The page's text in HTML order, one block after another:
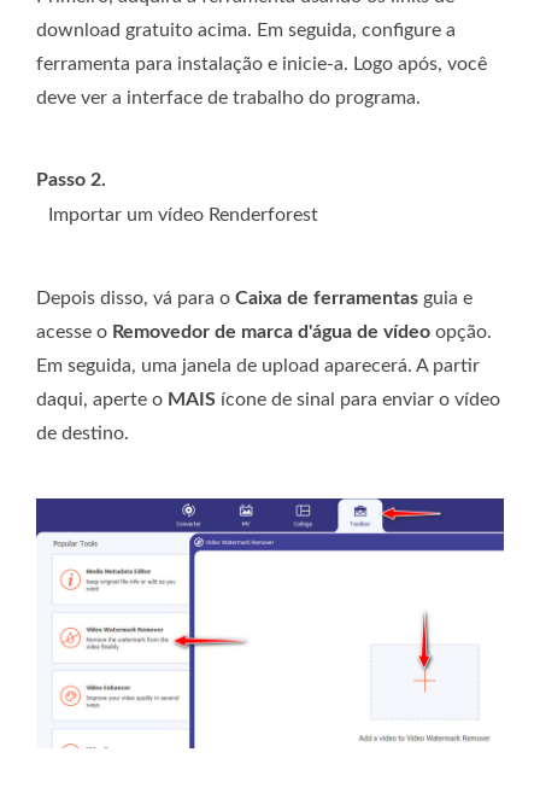
download gratuito acima. Em seguida, configure a
ferramenta para instalação e inicie-a. Logo após, você
deve ver a interface de trabalho do programa.
Passo 2.
Importar um vídeo Renderforest
Depois disso, vá para o Caixa de ferramentas guia e
acesse o Removedor de marca d'água de vídeo opção.
Em seguida, uma janela de upload aparecerá. A partir
daqui, aperte o MAIS ícone de sinal para enviar o vídeo
de destino.